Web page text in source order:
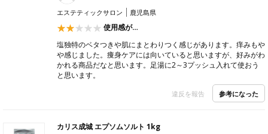
エステティックサロン 鹿児島県
使用感が…
塩独特のベタつきや肌にまとわりつく感じがあります。痒みもや
や感じました。痩身ケアには向いていると思いますが、好みがわ
かれる商品だなと思います。足湯に2～3プッシュ入れて使おう
と思います。
違反を報告 参考になった
カリス成城 エプソムソルト 1kg